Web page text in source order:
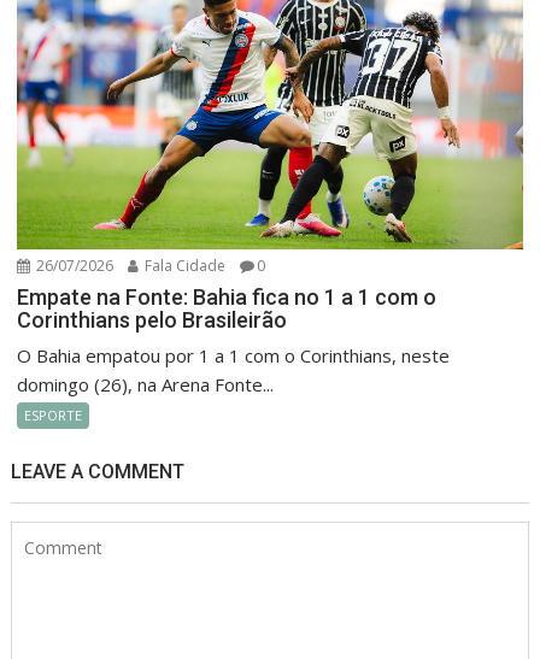
26/07/2026 Fala Cidade 0
Empate na Fonte: Bahia fica no 1 a 1 com o
Corinthians pelo Brasileirão
O Bahia empatou por 1 a 1 com o Corinthians, neste
domingo (26), na Arena Fonte...
ESPORTE
LEAVE A COMMENT